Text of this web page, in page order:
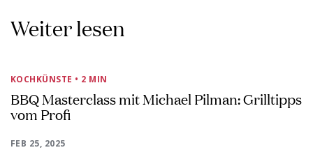
Weiter lesen
KOCHKÜNSTE • 2 MIN
BBQ Masterclass mit Michael Pilman: Grilltipps
vom Profi
FEB 25, 2025